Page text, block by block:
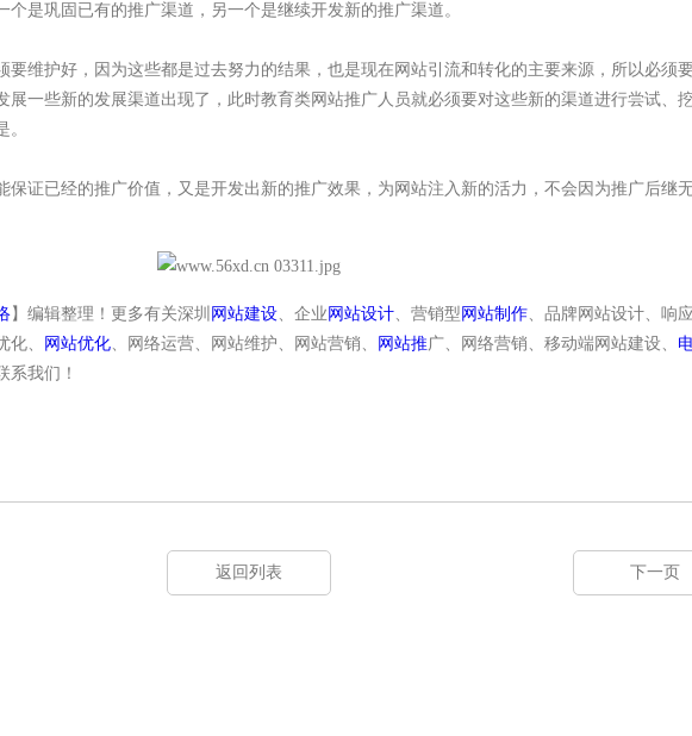
是巩固已有的推广渠道，另一个是继续开发新的推广渠道。
维护好，因为这些都是过去努力的结果，也是现在网站引流和转化的主要来源，所以必须
展一些新的发展渠道出现了，此时教育类网站推广人员就必须要对这些新的渠道进行尝试、挖
保证已经的推广价值，又是开发出新的推广效果，为网站注入新的活力，不会因为推广后继
】编辑整理！更多有关深圳 网站建设、企业 网站设计、营销型 网站制作、品牌网站设计、响
化、 网站优化、网络运营、网站维护、网站营销、 网站推广、网络营销、移动端网站建设、
系我们！
返回列表 下一页